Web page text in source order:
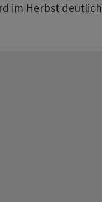
im Herbst deutlich